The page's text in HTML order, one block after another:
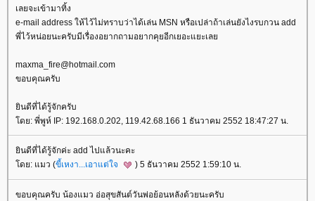
เลยจะเข้ามาทิ้ง
e-mail address ให้ไว้ไม่ทราบว่าได้เล่น MSN หรือเปล่าถ้าเล่นยังไงรบกวน add
พี่ไว้หน่อยนะครับมีเรื่องอยากถามอยากคุยอีกเยอะแยะเล
maxma_fire@hotmail.com
ขอบคุณครับ
ินดีที่ได้รู้จักครับ
ดย: พี่พูห์ IP: 192.168.0.202, 119.42.68.166 1 ธันวาคม 2552 18:47:27 น.
ินดีที่ได้รู้จักค่ะ add ไปแล้วนะคะ
ดย: แมว (ขี้เหงา...เอาแต่ใจ ) 5 ธันวาคม 2552 1:59:10 น.
ขอบคุณครับ น้องแมว อ่อสุขสันต์วันพ่อย้อนหลังด้วยนะครับ